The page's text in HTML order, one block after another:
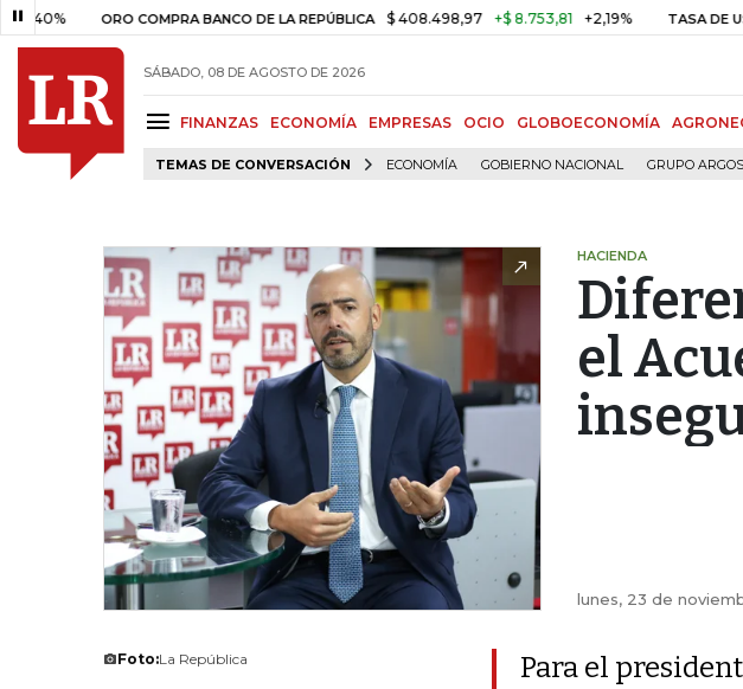
ORO COMPRA BANCO DE LA REPÚBLICA $ 408.498,97 +$ 8.753,81 +2,19% TASA DE USURA
SÁBADO, 08 DE AGOSTO DE 2026
FINANZAS ECONOMÍA EMPRESAS OCIO GLOBOECONOMÍA
TEMAS DE CONVERSACIÓN ECONOMÍA GOBIERNO NACIONAL GRUPO ARGOS
HACIENDA
el
lunes, 23 de
Foto:La República
Para el